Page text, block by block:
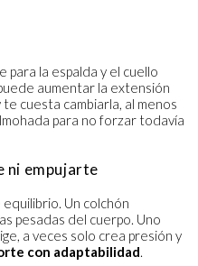
para la espalda y el cuello
aumentar la extensión
cuesta cambiarla, al menos
para no forzar todavía
ni empujarte
Un colchón
pesadas del cuerpo. Uno
a veces solo crea presión y
con adaptabilidad.